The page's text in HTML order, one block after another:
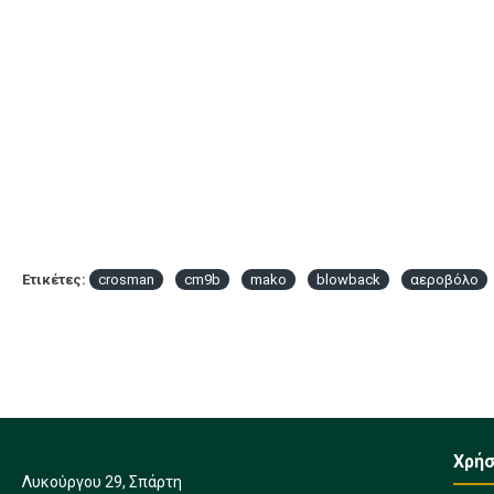
Ετικέτες: crosman cm9b mako blowback αεροβόλο
Λυκούργου 29, Σπάρτη